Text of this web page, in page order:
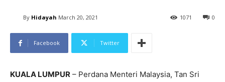
By Hidayah March 20, 2021 0
1071
Facebook Twitter
KUALA LUMPUR – Perdana Menteri Malaysia, Tan Sri